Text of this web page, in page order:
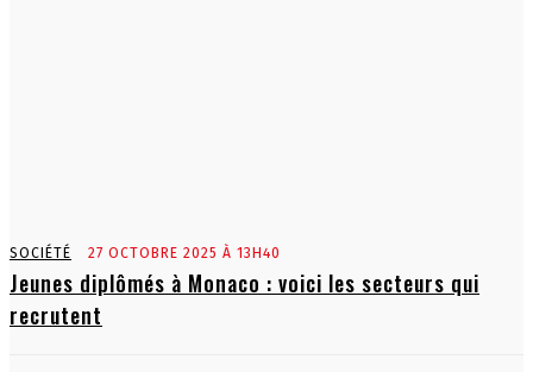
SOCIÉTÉ 27 OCTOBRE 2025 À 13H40
Jeunes diplômés à Monaco : voici les secteurs qui
recrutent